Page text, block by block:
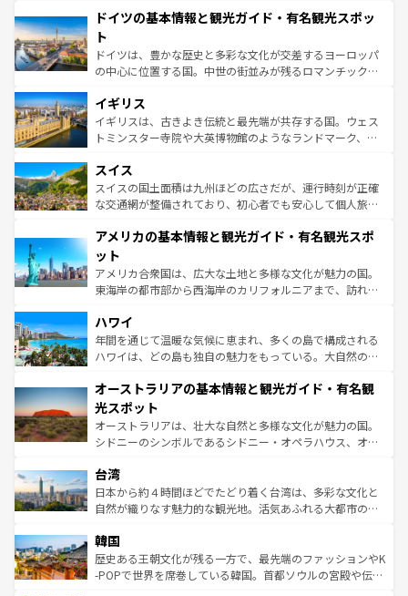
せる。地方によって風土や気候が異なるスペインはその個
ンテンツ一覧 を参照してほしい。
で、幅広い魅力が詰まっている。華麗な宮殿、歴史的な大
聖堂、美しいビーチ、そして豊かな自然が、訪れる者を心
から魅了する。また、フランスは美食の国としても知ら
れ、フランス料理はユネスコ無形文化遺産にも登録されて
香り高いラベンダー畑など、多彩な楽しみ方が可能だ。さ
らに、パリ以外の地域にも魅力が溢れており、どの街角に
も豊かな歴史と文化が息づいている。パリ以外の個性あふ
を参照してほしい。
ドイツの基本情報と観光ガイド・有名観光スポッ
ト
ドイツは、豊かな歴史と多彩な文化が交差するヨーロッパ
の中心に位置する国。中世の街並みが残るロマンチック街
顔を持つこの国は、どこを歩いても飽きることがない。ベ
ルリンの文化的活気、バイエルン州のアルプスの絶景、そ
してライン川沿いのワイン畑といった風景は必見。ビール
は、お酒好きな人にはぜひ体験してほしい。 なお、新着の
ドイツ情報はコンテンツ一覧を参照してほしい。
イギリス
イギリスは、古きよき伝統と最先端が共存する国。ウェス
トミンスター寺院や大英博物館のようなランドマーク、歴
リアごとに異なる魅力がある。また、優雅なアフタヌーン
ティー、ビール好きにはたまらない英国パブ、サッカー観
戦など、本場だからこそできる体験も豊富。イギリスを旅
ンツ一覧を参照してほしい。
スイス
スイスの国土面積は九州ほどの広さだが、運行時刻が正確
な交通網が整備されており、初心者でも安心して個人旅行
の建物がそのまま残る町や、スイスならではのユニークな
博物館もあり、アルプス観光だけでなく町歩きも満喫する
ことができる。国民の所得が高いため物価も高いが、旅行
者向けの交通パス提供のサービスもあり、うまく活用すれ
着のスイス情報は
アメリカの基本情報と観光ガイド・有名観光スポ
ット
アメリカ合衆国は、広大な土地と多様な文化が魅力の国。
東海岸の都市部から西海岸のカリフォルニアまで、訪れる
のような巨大都市は、観光、ショッピング、エンターテイ
ンメントが詰まった刺激的なスポットだ。一方、アメリカ
西部には大自然が広がり、グランドキャニオンやイエロー
部のニューオーリンズでは、音楽と美食が融合した独特の
文化が魅力。旅行者はアメリカの各地域で異なる魅力を楽
しみながら、その多様性と豊かな歴史を感じることができ
るだろう。車でのロードトリップや列車の旅も、アメリカ
情報は
ハワイ
年間を通じて温暖な気候に恵まれ、多くの島で構成される
ハワイは、どの島も独自の魅力をもっている。大自然の神
ワイ島は見逃せない。また、定番の観光地といえばオアフ
島だが、静かな自然を求めるならマウイ島やカウアイ島が
おすすめ。エメラルドグリーンに輝く海をはじめ、豊かな
文化や歴史が息づいている。「アロハスピリット」と呼ば
人々、おいしいローカルフードやハワイアンミュージッ
ク、伝統的なフラダンスなど、すべてがハワイの魅力を彩
っている。訪れるたびに新しい発見と感動が待っているハ
はコンテンツ一覧
オーストラリアの基本情報と観光ガイド・有名観
光スポット
オーストラリアは、壮大な自然と多様な文化が魅力の国。
シドニーのシンボルであるシドニー・オペラハウス、オー
リアリーフや大陸中央部にそびえるウルル（エアーズロッ
ク）、タスマニアの美しい原生林やケアンズの熱帯雨林な
ど、見どころがたくさん。また、カフェやワイン、オージ
いる。アクティビティも充実しており、サーフィンやダイ
ビング、ハイキングなど、アウトドア好きにはたまらな
い。オーストラリアの多彩な魅力を存分に味わいつくそ
台湾
日本から約４時間ほどでたどり着く台湾は、多彩な文化と
自然が織りなす魅力的な観光地。活気あふれる大都市の台
ン）、静ひつな山岳地帯である台湾東部など、都市の喧騒
と山間の静けさが共存しており、訪れる人に新しい発見と
驚きをもたらしてくれる。また、奥深い台湾の食文化も魅
韓国
歴史ある王朝文化が残る一方で、最先端のファッションやK
-POPで世界を席巻している韓国。首都ソウルの宮殿や伝統